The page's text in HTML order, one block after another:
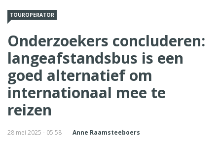
TOUROPERATOR
Onderzoekers concluderen:
langeafstandsbus is een
goed alternatief om
internationaal mee te
reizen
28 mei 2025 - 05:58 Anne Raamsteeboers